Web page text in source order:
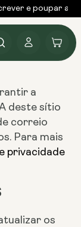
e poupar até
Iniciar
sessão
Carrinho
a
deste sítio
correio
Para mais
privacidade
os